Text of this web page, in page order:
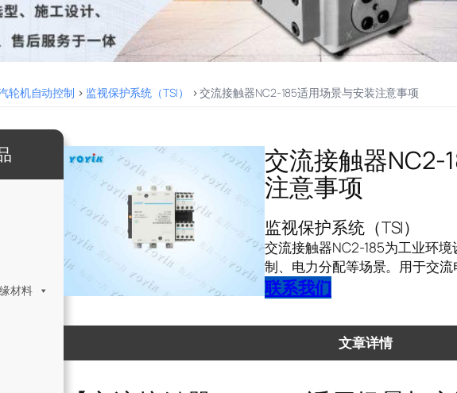
轮机自动控制 > 监视保护系统（TSI） >交流接触器NC2-185适用场景与安装注意事项
材料
交流接触器NC2-
注意事项
监视保护系统（TSI）
交流接触器NC2-185为工业环
制、电力分配等场景。用于交
联系我们
文章详情